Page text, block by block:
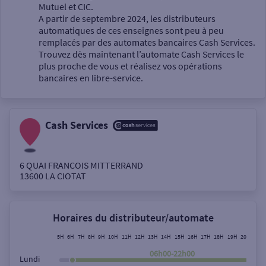
Un service
Autour de moi
Rue
Mutuel et CIC.
A partir de septembre 2024, les distributeurs
automatiques de ces enseignes sont peu à peu
remplacés par des automates bancaires Cash Services.
Trouvez dès maintenant l’automate Cash Services le
plus proche de vous et réalisez vos opérations
bancaires en libre-service.
Cash Services
6 QUAI FRANCOIS MITTERRAND
13600 LA CIOTAT
Horaires du distributeur/automate
5H 6H 7H 8H 9H 10H 11H 12H 13H 14H 15H 16H 17H 18H 19H 20H
Lundi
06h00-22h00